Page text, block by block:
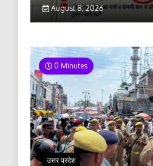
August 8, 2026
0 Minutes
उत्तर प्रदेश